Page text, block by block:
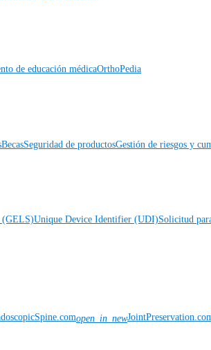
de educación médicaOrthoPedia
BecasSeguridad de productosGestión de riesgos y
(GELS)Unique Device Identifier (UDI)Solicitud
open_in_new